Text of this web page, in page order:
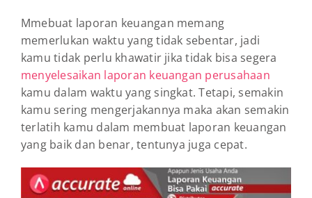
Mmebuat laporan keuangan memang
memerlukan waktu yang tidak sebentar, jadi
kamu tidak perlu khawatir jika tidak bisa segera
menyelesaikan laporan keuangan perusahaan
kamu dalam waktu yang singkat. Tetapi, semakin
kamu sering mengerjakannya maka akan semakin
terlatih kamu dalam membuat laporan keuangan
yang baik dan benar, tentunya juga cepat.